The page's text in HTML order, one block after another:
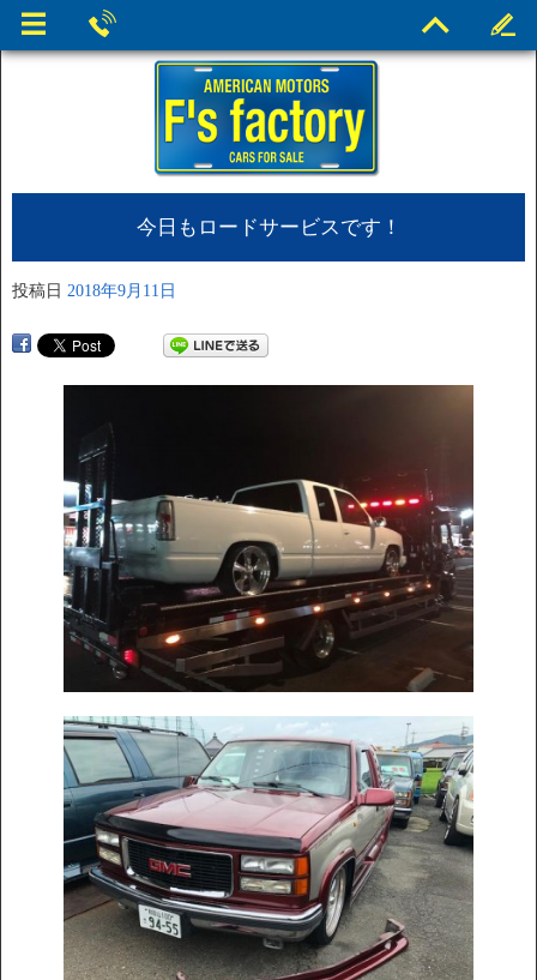
今日もロードサービスです！
投稿日 2018年9月11日